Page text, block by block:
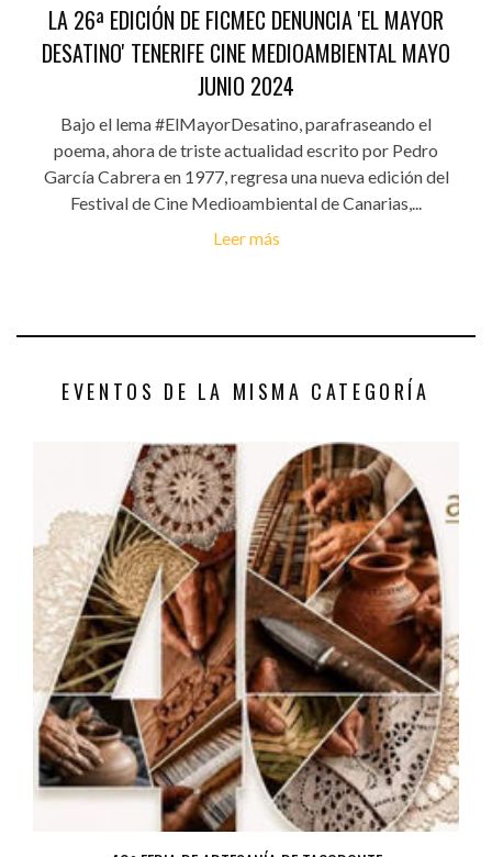
LA 26ª EDICIÓN DE FICMEC DENUNCIA 'EL MAYOR
DESATINO' TENERIFE CINE MEDIOAMBIENTAL MAYO
JUNIO 2024
Bajo el lema #ElMayorDesatino, parafraseando el
poema, ahora de triste actualidad escrito por Pedro
García Cabrera en 1977, regresa una nueva edición del
Festival de Cine Medioambiental de Canarias,...
Leer más
EVENTOS DE LA MISMA CATEGORÍA